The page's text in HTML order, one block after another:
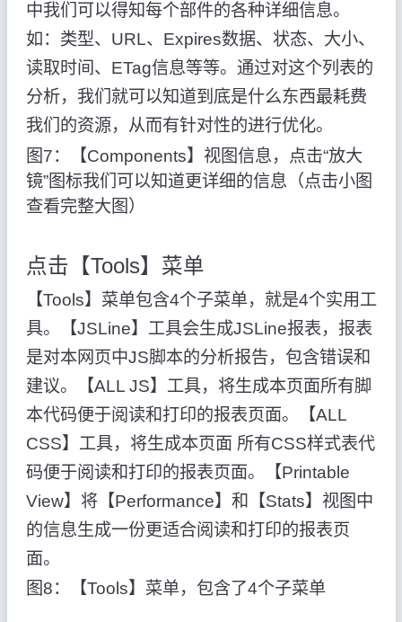
中我们可以得知每个部件的各种详细信息。
如：类型、URL、Expires数据、状态、大小、
读取时间、ETag信息等等。通过对这个列表的
分析，我们就可以知道到底是什么东西最耗费
我们的资源，从而有针对性的进行优化。
图7：【Components】视图信息，点击“放大
镜”图标我们可以知道更详细的信息（点击小图
查看完整大图）
点击【Tools】菜单
【Tools】菜单包含4个子菜单，就是4个实用工
具。【JSLine】工具会生成JSLine报表，报表
是对本网页中JS脚本的分析报告，包含错误和
建议。【ALL JS】工具，将生成本页面所有脚
本代码便于阅读和打印的报表页面。【ALL
CSS】工具，将生成本页面 所有CSS样式表代
码便于阅读和打印的报表页面。【Printable
View】将【Performance】和【Stats】视图中
的信息生成一份更适合阅读和打印的报表页
面。
图8：【Tools】菜单，包含了4个子菜单